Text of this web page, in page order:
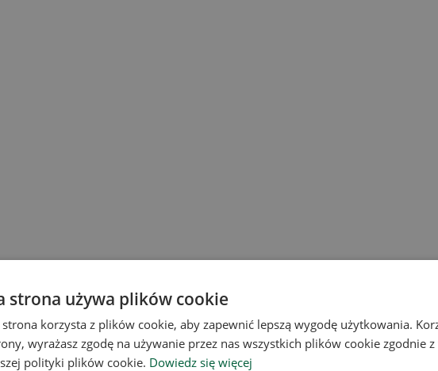
strona używa plików cookie
strona korzysta z plików cookie, aby zapewnić lepszą wygodę użytkowania.
wyrażasz zgodę na używanie przez nas wszystkich plików cookie zgodnie
polityki plików cookie. Dowiedz się więcej